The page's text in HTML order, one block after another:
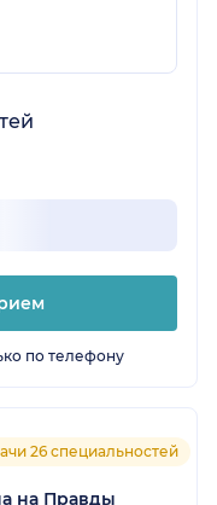
по телефону
26 специальностей
на Правды